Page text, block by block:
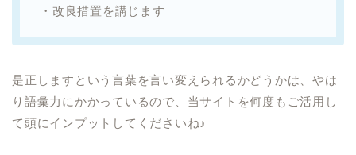
・改良措置を講じます
是正しますという言葉を言い変えられるかどうかは、やは
り語彙力にかかっているので、当サイトを何度もご活用し
て頭にインプットしてくださいね♪